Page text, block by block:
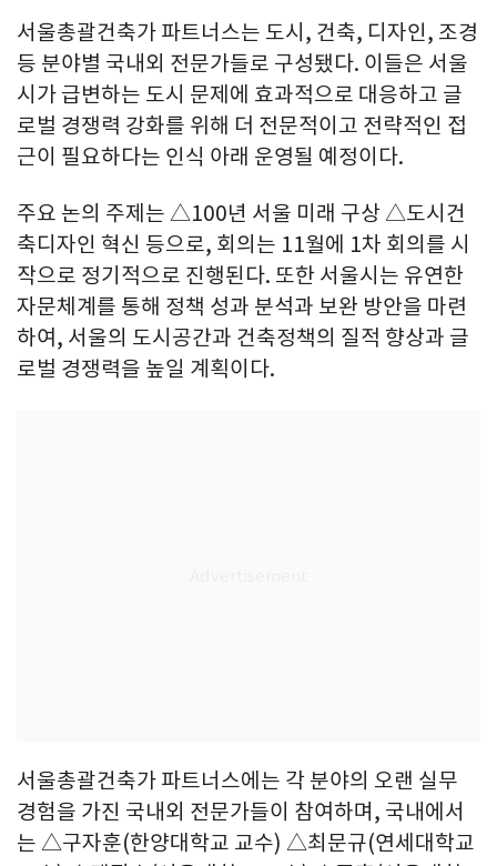
서울총괄건축가 파트너스는 도시, 건축, 디자인, 조경
등 분야별 국내외 전문가들로 구성됐다. 이들은 서울
시가 급변하는 도시 문제에 효과적으로 대응하고 글
로벌 경쟁력 강화를 위해 더 전문적이고 전략적인 접
근이 필요하다는 인식 아래 운영될 예정이다.
주요 논의 주제는 △100년 서울 미래 구상 △도시건
축디자인 혁신 등으로, 회의는 11월에 1차 회의를 시
작으로 정기적으로 진행된다. 또한 서울시는 유연한
자문체계를 통해 정책 성과 분석과 보완 방안을 마련
하여, 서울의 도시공간과 건축정책의 질적 향상과 글
로벌 경쟁력을 높일 계획이다.
서울총괄건축가 파트너스에는 각 분야의 오랜 실무
경험을 가진 국내외 전문가들이 참여하며, 국내에서
는 △구자훈(한양대학교 교수) △최문규(연세대학교